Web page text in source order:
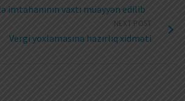
imtahanının vaxtı müəyyən edilib
NEXT POST
Vergi yoxlamasına hazırlıq xidməti